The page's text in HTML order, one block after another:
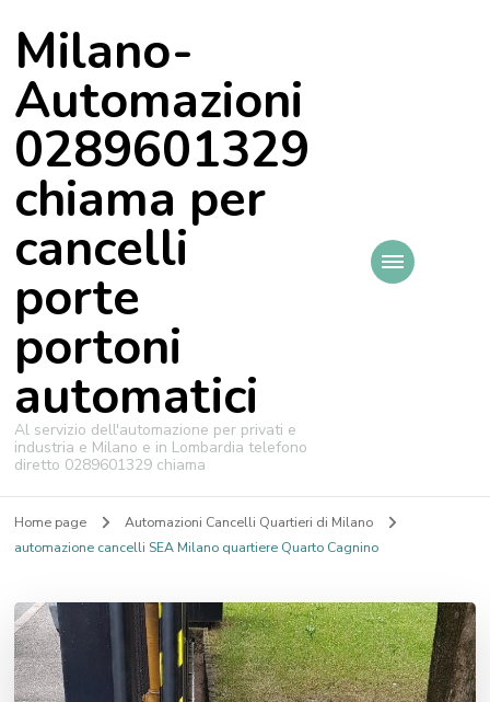
Milano-
Automazioni
0289601329
chiama per
cancelli
porte
portoni
automatici
Al servizio dell'automazione per privati e
industria e Milano e in Lombardia telefono
diretto 0289601329 chiama
Home page
Automazioni Cancelli Quartieri di Milano
automazione cancelli SEA Milano quartiere Quarto Cagnino